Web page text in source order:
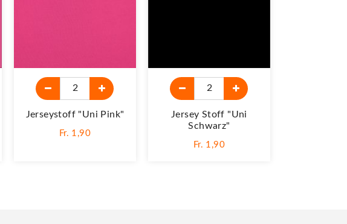
Jerseystoff "Uni Pink"
Fr. 1,90
Jersey Stoff "Uni
Schwarz"
Fr. 1,90